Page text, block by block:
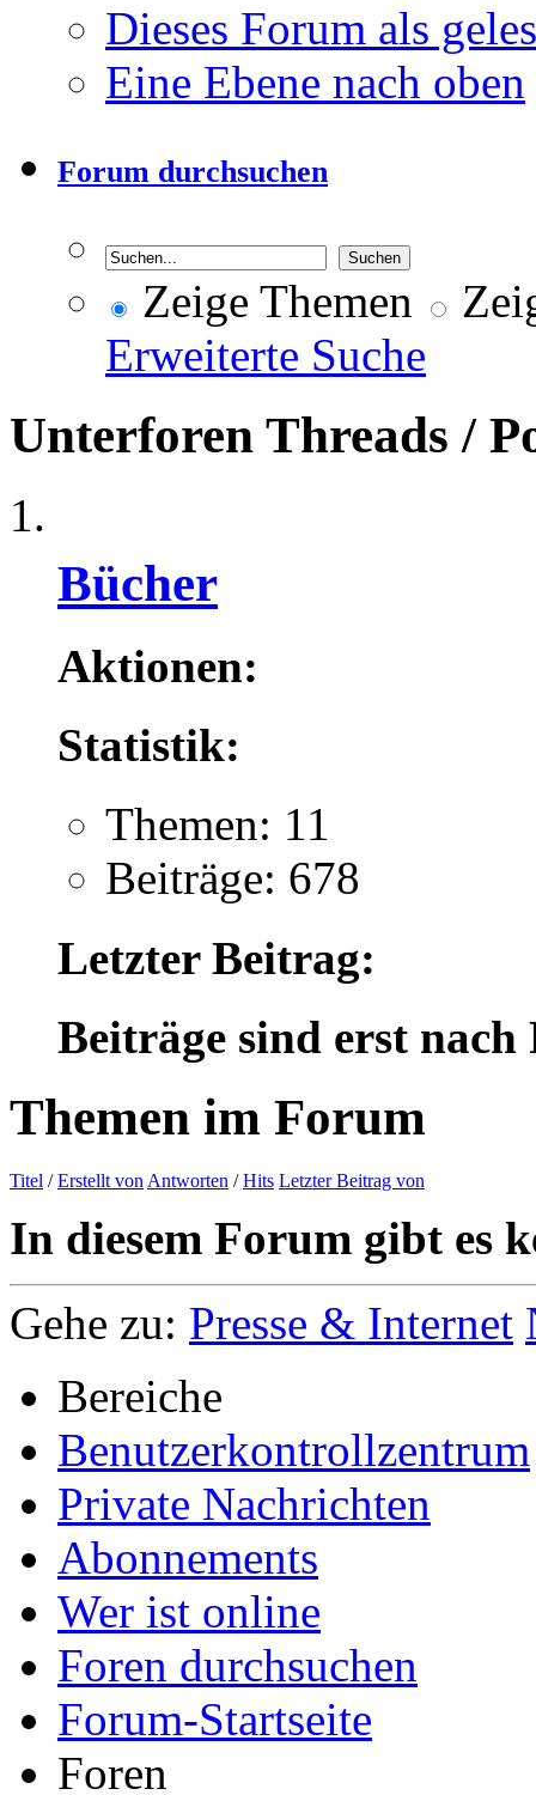
Dieses Forum als
Eine Ebene nach oben
Forum durchsuchen
Zeige Themen
Erweiterte Suche
Unterforen Threads /
Bücher
Aktionen:
Statistik:
Themen: 11
Beiträge: 678
Letzter Beitrag:
Beiträge sind erst
Themen im Forum
Titel /Erstellt von Antworten /Hits Letzter Beitrag von
In diesem Forum gibt es
Gehe zu: Presse & Internet
Bereiche
Benutzerkontrollzentrum
Private Nachrichten
Abonnements
Wer ist online
Foren durchsuchen
Forum-Startseite
Foren